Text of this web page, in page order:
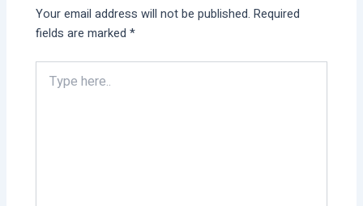
Your email address will not be published. Required
fields are marked*
here..